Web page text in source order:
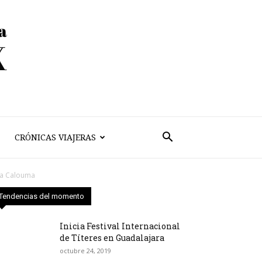
CRÓNICAS VIAJERAS
Calouma
del momento
Inicia Festival Internacional
de Títeres en Guadalajara
octubre 24, 2019